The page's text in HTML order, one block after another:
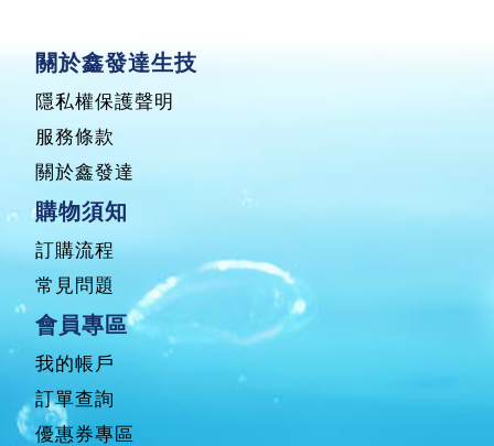
關於鑫發達生技
隱私權保護聲明
服務條款
關於鑫發達
購物須知
訂購流程
常見問題
會員專區
我的帳戶
訂單查詢
優惠券專區